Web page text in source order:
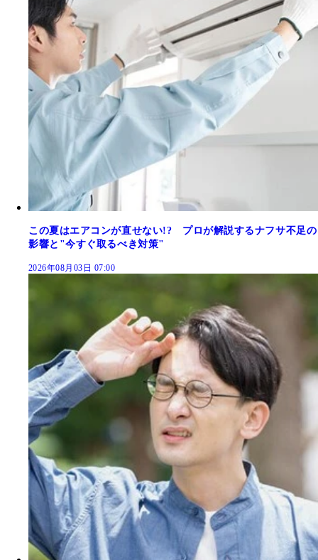
この夏はエアコンが直せない!? プロが解説するナフサ不足の
影響と"今すぐ取るべき対策"
2026年08月03日 07:00